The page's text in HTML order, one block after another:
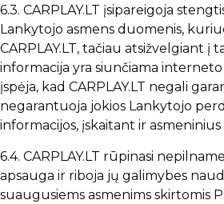
6.3. CARPLAY.LT įsipareigoja
Lankytojo asmens duomenis,
CARPLAY.LT, tačiau atsižvelgiant į
informacija yra siunčiama interneto
įspėja, kad CARPLAY.LT negali
negarantuoja jokios Lankytojo
informacijos, įskaitant ir
6.4. CARPLAY.LT rūpinasi
apsauga ir riboja jų galimybes
suaugusiems asmenims skirtomis